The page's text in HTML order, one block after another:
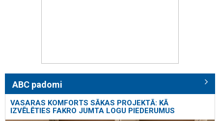
ABC padomi
VASARAS KOMFORTS SĀKAS PROJEKTĀ: KĀ
IZVĒLĒTIES FAKRO JUMTA LOGU PIEDERUMUS